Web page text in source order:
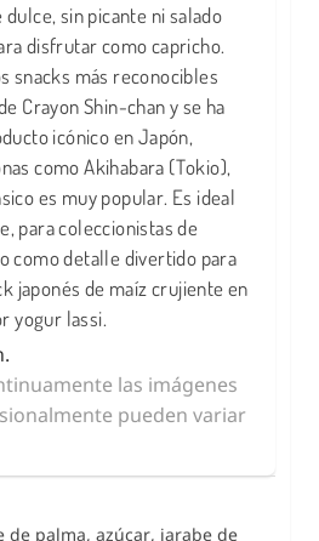
sin picante ni salado
disfrutar como capricho.
snacks más reconocibles
Crayon Shin-chan y se ha
icónico en Japón,
como Akihabara (Tokio),
es muy popular. Es ideal
para coleccionistas de
como detalle divertido para
japonés de maíz crujiente en
yogur lassi.
las imágenes
pueden variar
de palma, azúcar, jarabe de